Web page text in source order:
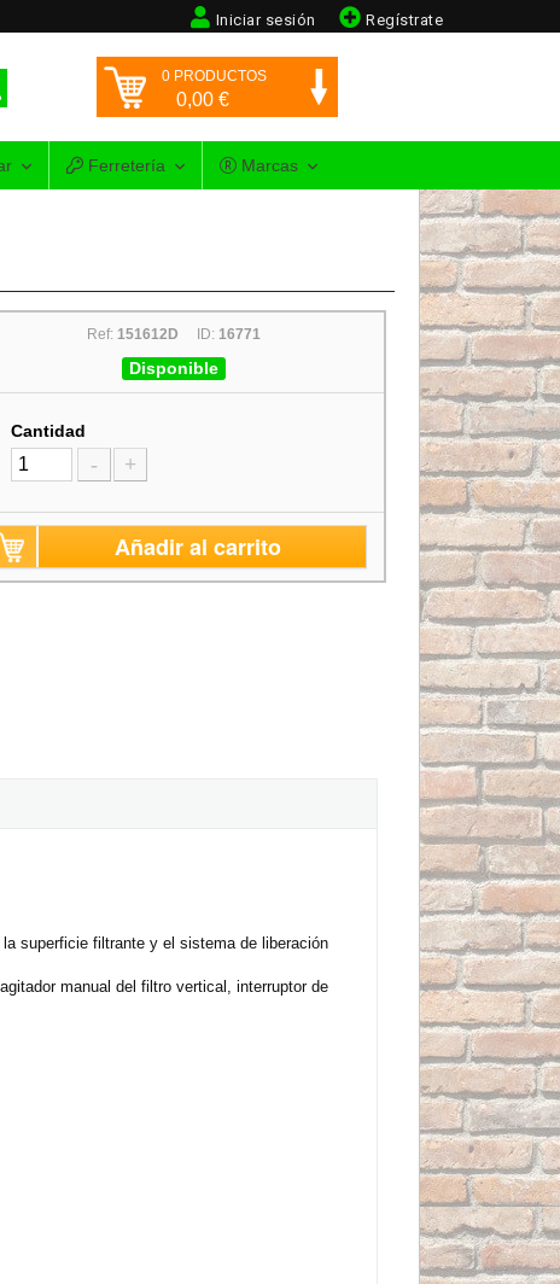
Regístrate
Iniciar sesión
0 PRODUCTOS
0,00 €
Ferretería Marcas
Ref: 151612D ID: 16771
Disponible
Cantidad
- +
Añadir al carrito
superficie filtrante y el sistema de liberación
manual del filtro vertical, interruptor de